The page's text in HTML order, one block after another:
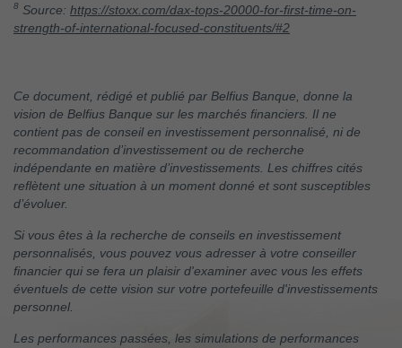
8 Source: https://stoxx.com/dax-tops-20000-for-first-time-on-
strength-of-international-focused-constituents/#2
Ce document, rédigé et publié par Belfius Banque, donne la
vision de Belfius Banque sur les marchés financiers. Il ne
contient pas de conseil en investissement personnalisé, ni de
recommandation d’investissement ou de recherche
indépendante en matière d’investissements. Les chiffres cités
reflètent une situation à un moment donné et sont susceptibles
d’évoluer.
Si vous êtes à la recherche de conseils en investissement
personnalisés, vous pouvez vous adresser à votre conseiller
financier qui se fera un plaisir d'examiner avec vous les effets
éventuels de cette vision sur votre portefeuille d'investissements
personnel.
Les performances passées, les simulations de performances